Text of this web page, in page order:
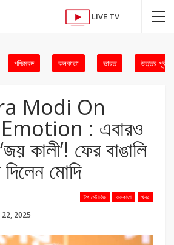
LIVE TV
পশ্চিমবঙ্গ কলকাতা ভারত উত্তর-পূর্ব
Modi On
: এবারও
কালী’! ফের বাঙালি
মোদি
টপ স্টোরিজ কলকাতা খবর
2025